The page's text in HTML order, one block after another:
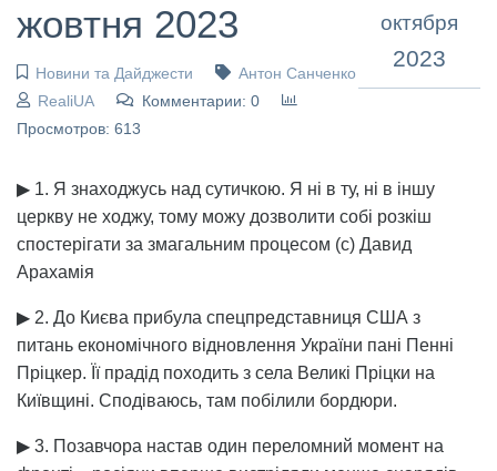
жовтня 2023
Новини та Дайджести
Антон Санченко
RealiUA
Комментарии: 0
Просмотров: 613
октября
2023
▶ 1. Я знаходжусь над сутичкою. Я ні в ту, ні в іншу
церкву не ходжу, тому можу дозволити собі розкіш
спостерігати за змагальним процесом (с) Давид
Арахамія
▶ 2. До Києва прибула спецпредставниця США з
питань економічного відновлення України пані Пенні
Пріцкер. Її прадід походить з села Великі Пріцки на
Київщині. Сподіваюсь, там побілили бордюри.
▶ 3. Позавчора настав один переломний момент на